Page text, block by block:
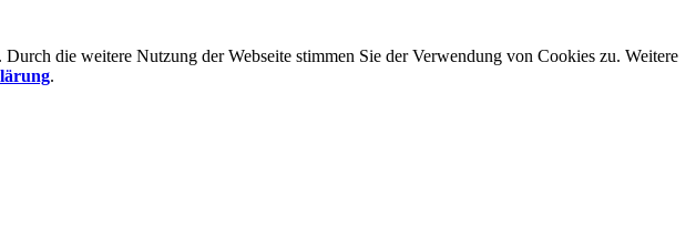
die weitere Nutzung der Webseite stimmen Sie der Verwendung von Cookies zu. Weitere
.